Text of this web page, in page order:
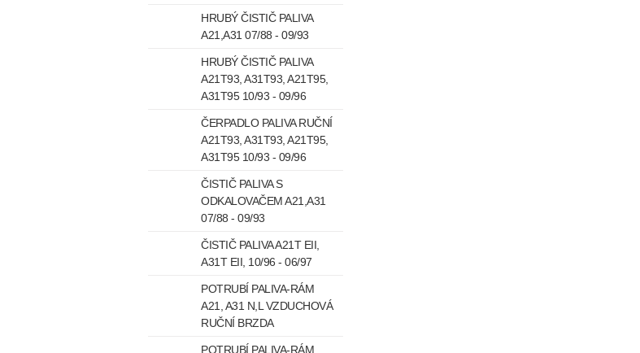
HRUBÝ ČISTIČ PALIVA
A21,A31 07/88 - 09/93
HRUBÝ ČISTIČ PALIVA
A21T93, A31T93, A21T95,
A31T95 10/93 - 09/96
ČERPADLO PALIVA RUČNÍ
A21T93, A31T93, A21T95,
A31T95 10/93 - 09/96
ČISTIČ PALIVA S
ODKALOVAČEM A21,A31
07/88 - 09/93
ČISTIČ PALIVA A21T EII,
A31T EII, 10/96 - 06/97
POTRUBÍ PALIVA-RÁM
A21, A31 N,L VZDUCHOVÁ
RUČNÍ BRZDA
POTRUBÍ PALIVA-RÁM